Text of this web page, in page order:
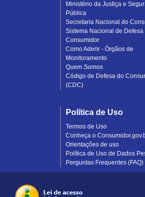
Ministério da Justiça e
Pública
Secretaria Nacional do
Sistema Nacional de Defesa
Consumidor
Como Aderir - Órgãos de
Monitoramento
Quem Somos
Código de Defesa do
(CDC)
Política de Uso
Termos de Uso
Conheça o
Orientações de uso
Política de Uso de Dados
Perguntas Frequentes (FAQ)